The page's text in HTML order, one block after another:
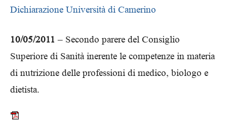
Dichiarazione Università di Camerino
10/05/2011 – Secondo parere del Consiglio
Superiore di Sanità inerente le competenze in materia
di nutrizione delle professioni di medico, biologo e
dietista.